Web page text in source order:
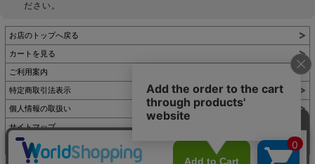
ださい。
お店のトップへ戻る
カートを見る
ご利用案内
特定商取引法表示
個人情報の取扱い
サイトマップ
お問い合わせ